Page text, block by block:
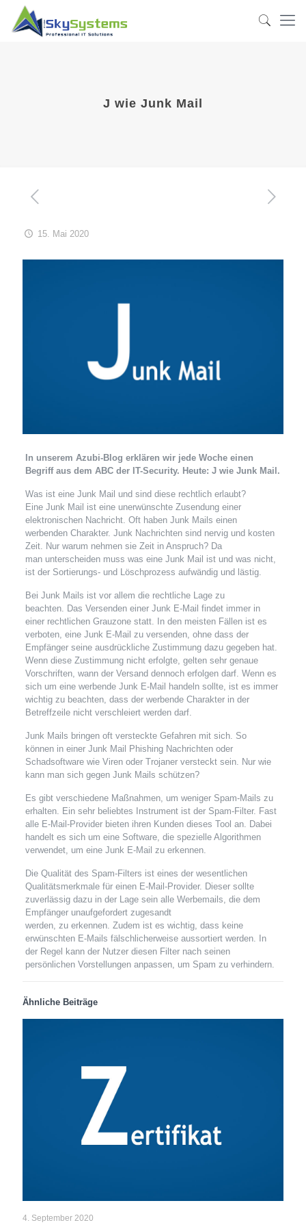
J wie Junk Mail
15. Mai 2020
In unserem Azubi-Blog erklären wir jede Woche einen
Begriff aus dem ABC der IT-Security. Heute: J wie Junk Mail.
Was ist eine Junk Mail und sind diese rechtlich erlaubt?
Eine Junk Mail ist eine unerwünschte Zusendung einer
elektronischen Nachricht. Oft haben Junk Mails einen
werbenden Charakter. Junk Nachrichten sind nervig und kosten
Zeit. Nur warum nehmen sie Zeit in Anspruch? Da
man unterscheiden muss was eine Junk Mail ist und was nicht,
ist der Sortierungs- und Löschprozess aufwändig und lästig.
Bei Junk Mails ist vor allem die rechtliche Lage zu
beachten. Das Versenden einer Junk E-Mail findet immer in
einer rechtlichen Grauzone statt. In den meisten Fällen ist es
verboten, eine Junk E-Mail zu versenden, ohne dass der
Empfänger seine ausdrückliche Zustimmung dazu gegeben hat.
Wenn diese Zustimmung nicht erfolgte, gelten sehr genaue
Vorschriften, wann der Versand dennoch erfolgen darf. Wenn es
sich um eine werbende Junk E-Mail handeln sollte, ist es immer
wichtig zu beachten, dass der werbende Charakter in der
Betreffzeile nicht verschleiert werden darf.
Junk Mails bringen oft versteckte Gefahren mit sich. So
können in einer Junk Mail Phishing Nachrichten oder
Schadsoftware wie Viren oder Trojaner versteckt sein. Nur wie
kann man sich gegen Junk Mails schützen?
Es gibt verschiedene Maßnahmen, um weniger Spam-Mails zu
erhalten. Ein sehr beliebtes Instrument ist der Spam-Filter. Fast
alle E-Mail-Provider bieten ihren Kunden dieses Tool an. Dabei
handelt es sich um eine Software, die spezielle Algorithmen
verwendet, um eine Junk E-Mail zu erkennen.
Die Qualität des Spam-Filters ist eines der wesentlichen
Qualitätsmerkmale für einen E-Mail-Provider. Dieser sollte
zuverlässig dazu in der Lage sein alle Werbemails, die dem
Empfänger unaufgefordert zugesandt
werden, zu erkennen. Zudem ist es wichtig, dass keine
erwünschten E-Mails fälschlicherweise aussortiert werden. In
der Regel kann der Nutzer diesen Filter nach seinen
persönlichen Vorstellungen anpassen, um Spam zu verhindern.
Ähnliche Beiträge
4. September 2020